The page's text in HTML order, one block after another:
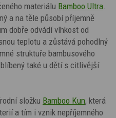
materiálu Bamboo Ultra
a na těle působí příjemně
dobře odvádí vlhkost od
teplotu a zůstává pohodlný
struktuře bambusového
také u dětí s citlivější
složku Bamboo Kun, která
a tím i vznik nepříjemného